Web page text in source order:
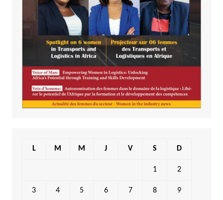
L M M J V S D
1 2
3 4 5 6 7 8 9